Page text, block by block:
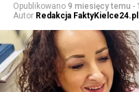
Opublikowano 9 miesięcy temu -
Autor Redakcja FaktyKielce24.pl